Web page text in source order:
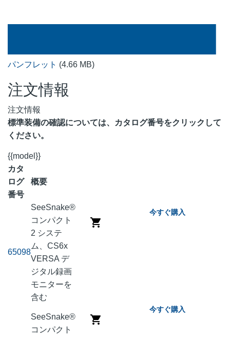
パンフレット (4.66 MB)
注文情報
注文情報
標準装備の確認については、カタログ番号をクリックして
ください。
{{model}}
カタ
ログ
番号
概要
65098
SeeSnake®
コンパクト
2 システ
ム、CS6x
VERSA デ
ジタル録画
モニターを
含む
今すぐ購入
SeeSnake®
コンパクト
今すぐ購入